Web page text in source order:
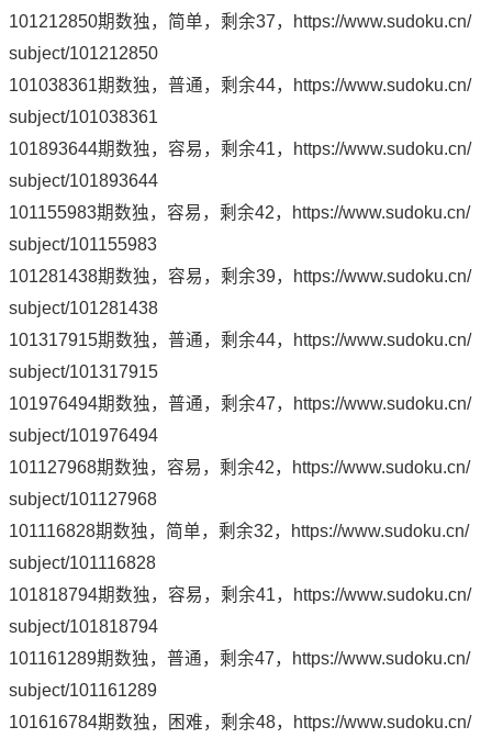
101212850期数独，简单，剩余37，
https://www.sudoku.cn/
subject/101212850
101038361期数独，普通，剩余44，
https://www.sudoku.cn/
subject/101038361
101893644期数独，容易，剩余41，
https://www.sudoku.cn/
subject/101893644
101155983期数独，容易，剩余42，
https://www.sudoku.cn/
subject/101155983
101281438期数独，容易，剩余39，
https://www.sudoku.cn/
subject/101281438
101317915期数独，普通，剩余44，
https://www.sudoku.cn/
subject/101317915
101976494期数独，普通，剩余47，
https://www.sudoku.cn/
subject/101976494
101127968期数独，容易，剩余42，
https://www.sudoku.cn/
subject/101127968
101116828期数独，简单，剩余32，
https://www.sudoku.cn/
subject/101116828
101818794期数独，容易，剩余41，
https://www.sudoku.cn/
subject/101818794
101161289期数独，普通，剩余47，
https://www.sudoku.cn/
subject/101161289
101616784期数独，困难，剩余48，
https://www.sudoku.cn/